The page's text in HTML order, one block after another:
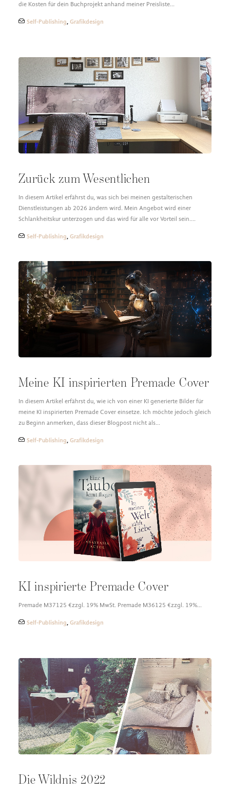
die Kosten für dein Buchprojekt anhand meiner Preisliste…
Self-Publishing, Grafikdesign
Zurück zum Wesentlichen
In diesem Artikel erfährst du, was sich bei meinen gestalterischen
Dienstleistungen ab 2026 ändern wird. Mein Angebot wird einer
Schlankheitskur unterzogen und das wird für alle vor Vorteil sein.…
Self-Publishing, Grafikdesign
Meine KI inspirierten Premade Cover
In diesem Artikel erfährst du, wie ich von einer KI generierte Bilder für
meine KI inspirierten Premade Cover einsetze. Ich möchte jedoch gleich
zu Beginn anmerken, dass dieser Blogpost nicht als…
Self-Publishing, Grafikdesign
KI inspirierte Premade Cover
Premade M37125 €zzgl. 19% MwSt. Premade M36125 €zzgl. 19%…
Self-Publishing, Grafikdesign
Die Wildnis 2022